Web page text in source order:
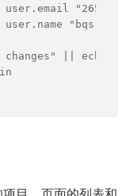
"bqs"
|| echo